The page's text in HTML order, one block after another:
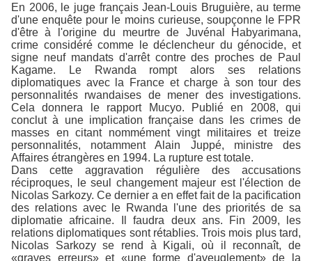
En 2006, le juge français Jean-Louis Bruguière, au terme
d'une enquête pour le moins curieuse, soupçonne le FPR
d'être à l'origine du meurtre de Juvénal Habyarimana,
crime considéré comme le déclencheur du génocide, et
signe neuf mandats d'arrêt contre des proches de Paul
Kagame. Le Rwanda rompt alors ses relations
diplomatiques avec la France et charge à son tour des
personnalités rwandaises de mener des investigations.
Cela donnera le rapport Mucyo. Publié en 2008, qui
conclut à une implication française dans les crimes de
masses en citant nommément vingt militaires et treize
personnalités, notamment Alain Juppé, ministre des
Affaires étrangères en 1994. La rupture est totale.
Dans cette aggravation régulière des accusations
réciproques, le seul changement majeur est l'élection de
Nicolas Sarkozy. Ce dernier a en effet fait de la pacification
des relations avec le Rwanda l'une des priorités de sa
diplomatie africaine. Il faudra deux ans. Fin 2009, les
relations diplomatiques sont rétablies. Trois mois plus tard,
Nicolas Sarkozy se rend à Kigali, où il reconnaît, de
«graves erreurs» et «une forme d'aveuglement» de la